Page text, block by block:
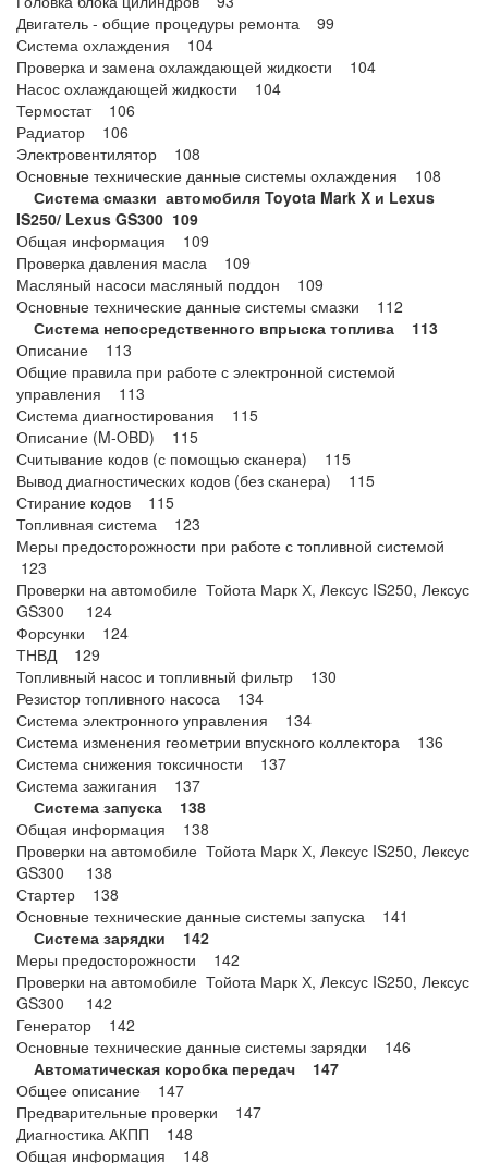
Двигатель - общие процедуры ремонта 99
Система охлаждения 104
Проверка и замена охлаждающей жидкости 104
Насос охлаждающей жидкости 104
Термостат 106
Радиатор 106
Электровентилятор 108
Основные технические данные системы охлаждения 108
Система смазки автомобиля Toyota Mark X и Lexus
IS250/ Lexus GS300 109
Общая информация 109
Проверка давления масла 109
Масляный насоси масляный поддон 109
Основные технические данные системы смазки 112
Система непосредственного впрыска топлива 113
Описание 113
Общие правила при работе с электронной системой
управления 113
Система диагностирования 115
Описание (M-OBD) 115
Считывание кодов (с помощью сканера) 115
Вывод диагностических кодов (без сканера) 115
Стирание кодов 115
Топливная система 123
Меры предосторожности при работе с топливной системой
123
Проверки на автомобиле Тойота Марк Х, Лексус IS250, Лексус
GS300 124
Форсунки 124
ТНВД 129
Топливный насос и топливный фильтр 130
Резистор топливного насоса 134
Система электронного управления 134
Система изменения геометрии впускного коллектора 136
Система снижения токсичности 137
Система зажигания 137
Система запуска 138
Общая информация 138
Проверки на автомобиле Тойота Марк Х, Лексус IS250, Лексус
GS300 138
Стартер 138
Основные технические данные системы запуска 141
Система зарядки 142
Меры предосторожности 142
Проверки на автомобиле Тойота Марк Х, Лексус IS250, Лексус
GS300 142
Генератор 142
Основные технические данные системы зарядки 146
Автоматическая коробка передач 147
Общее описание 147
Предварительные проверки 147
Диагностика АКПП 148
Общая информация 148